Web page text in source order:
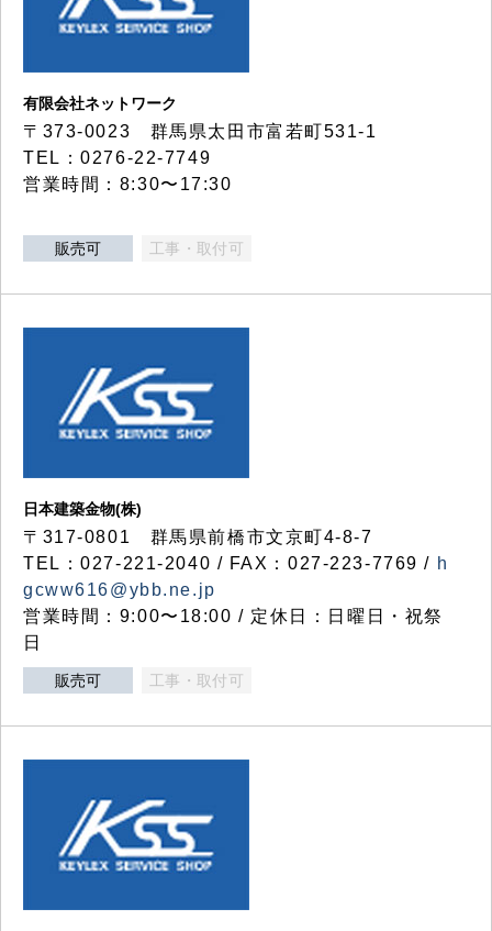
有限会社ネットワーク
〒373-0023 群馬県太田市富若町531-1
TEL：0276-22-7749
営業時間：8:30〜17:30
販売可 工事・取付可
日本建築金物(株)
〒317‐0801 群馬県前橋市文京町4-8-7
TEL：027-221-2040 / FAX：027-223-7769 / h
gcww616@ybb.ne.jp
営業時間：9:00〜18:00 / 定休日：日曜日・祝祭
日
販売可 工事・取付可